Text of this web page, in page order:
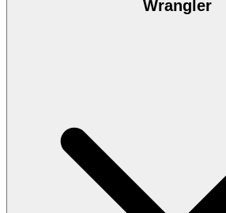
Wrangler